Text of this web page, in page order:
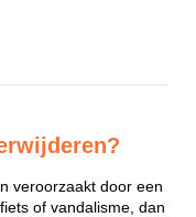
veroorzaakt door een
of vandalisme, dan